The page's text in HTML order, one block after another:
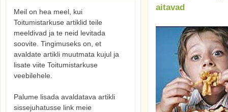
aitavad
Meil on hea meel, kui
Toitumistarkuse artiklid teile
meeldivad ja te neid levitada
soovite. Tingimuseks on, et
avaldate artikli muutmata kujul ja
lisate viite Toitumistarkuse
veebilehele.
Palume lisada avaldatava artikli
sissejuhatusse link meie